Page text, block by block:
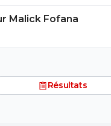
et qui lui permettent
médiocrité.
Malick Fofana
Résultats